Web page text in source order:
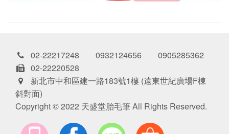
02-22217248 0932124656 0905285362
02-22220528
新北市中和區建一路183號1樓 (遠東世紀廣場F棟
斜對面)
Copyright © 2022 天盛堂胎毛筆 All Rights Reserved.